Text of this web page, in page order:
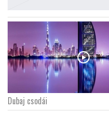
Dubaj csodái